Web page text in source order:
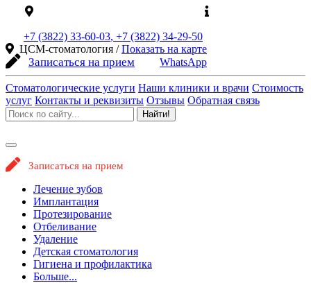
+7 (3822) 33-60-03, +7 (3822) 34-29-50
ЦСМ-стоматология /Показать на карте
Записаться на прием WhatsApp
Стоматологические услуги Наши клиники и врачи Стоимость
услуг Контакты и реквизиты Отзывы Обратная связь
Найти!
Записаться на прием
Лечение зубов
Имплантация
Протезирование
Отбеливание
Удаление
Детская стоматология
Гигиена и профилактика
Больше...